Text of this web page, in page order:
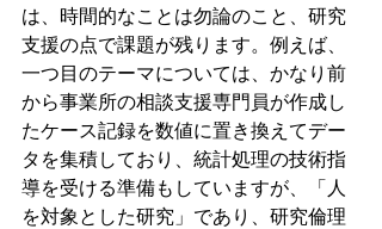
は、時間的なことは勿論のこと、研究
支援の点で課題が残ります。例えば、
一つ目のテーマについては、かなり前
から事業所の相談支援専門員が作成し
たケース記録を数値に置き換えてデー
タを集積しており、統計処理の技術指
導を受ける準備もしていますが、「人
を対象とした研究」であり、研究倫理